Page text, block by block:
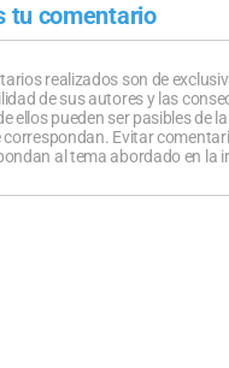
tu comentario
realizados son de
de sus autores y las
ellos pueden ser pasibles de
correspondan. Evitar
al tema abordado en la